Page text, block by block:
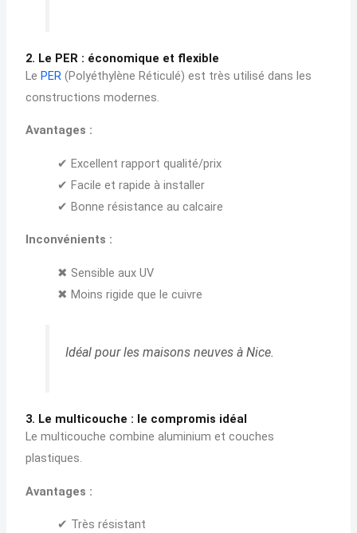
2. Le PER : économique et flexible
LePER (Polyéthylène Réticulé) est très utilisé dans les
constructions modernes.
Avantages :
✔ Excellent rapport qualité/prix
✔ Facile et rapide à installer
✔ Bonne résistance au calcaire
Inconvénients :
✖ Sensible aux UV
✖ Moins rigide que le cuivre
Idéal pour les maisons neuves à Nice.
3. Le multicouche : le compromis idéal
Le multicouche combine aluminium et couches
plastiques.
Avantages :
✔ Très résistant